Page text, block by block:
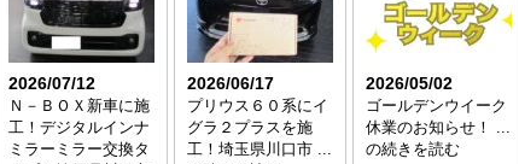
2026/07/12
Ｎ－ＢＯＸ新車に施
工！デジタルインナ
ミラーミラー交換タ
2026/06/17
プリウス６０系にイ
グラ２プラスを施
工！埼玉県川口市 ...
2026/05/02
ゴールデンウイーク
休業のお知らせ！ ...
の続きを読む